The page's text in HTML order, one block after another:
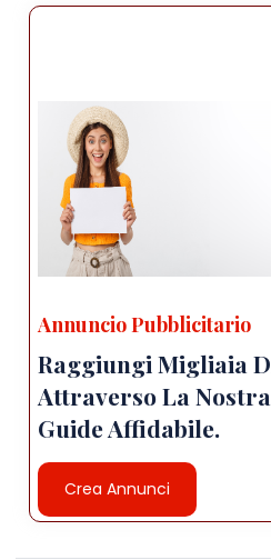
Annuncio Pubblicitario
Raggiungi Migliaia
Attraverso La
Guide Affidabile.
Crea Annunci